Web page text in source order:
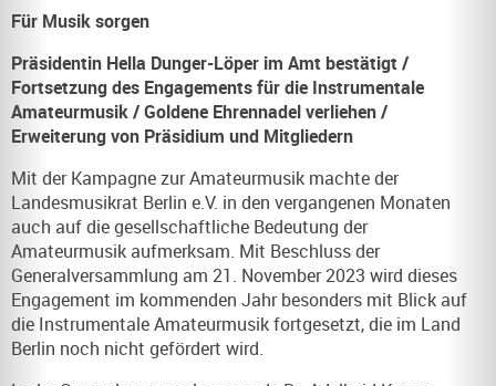
Für Musik sorgen
Präsidentin Hella Dunger-Löper im Amt bestätigt /
Fortsetzung des Engagements für die Instrumentale
Amateurmusik / Goldene Ehrennadel verliehen /
Erweiterung von Präsidium und Mitgliedern
Mit der Kampagne zur Amateurmusik machte der
Landesmusikrat Berlin e.V. in den vergangenen Monaten
auch auf die gesellschaftliche Bedeutung der
Amateurmusik aufmerksam. Mit Beschluss der
Generalversammlung am 21. November 2023 wird dieses
Engagement im kommenden Jahr besonders mit Blick auf
die Instrumentale Amateurmusik fortgesetzt, die im Land
Berlin noch nicht gefördert wird.